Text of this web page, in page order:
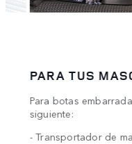
PARA TUS
Para botas
siguiente:
- Transportador de